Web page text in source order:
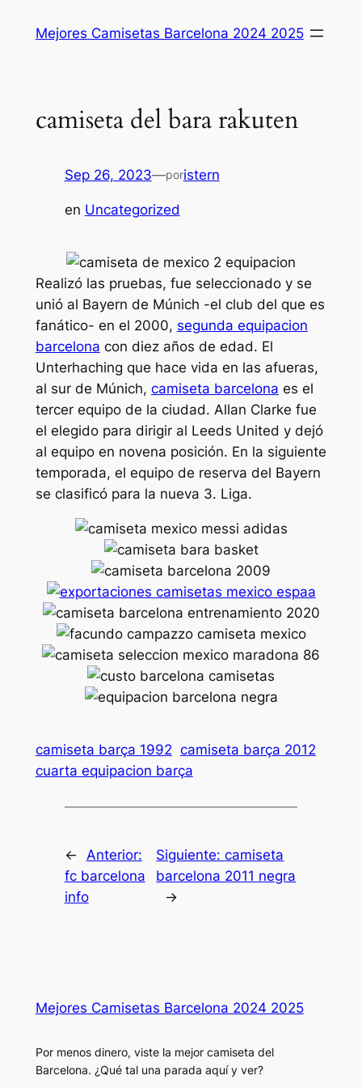
Mejores Camisetas Barcelona 2024 2025
camiseta del bara rakuten
Sep 26, 2023—poristern
en Uncategorized
Realizó las pruebas, fue seleccionado y se
unió al Bayern de Múnich -el club del que es
fanático- en el 2000, segunda equipacion
barcelona con diez años de edad. El
Unterhaching que hace vida en las afueras,
al sur de Múnich, camiseta barcelona es el
tercer equipo de la ciudad. Allan Clarke fue
el elegido para dirigir al Leeds United y dejó
al equipo en novena posición. En la siguiente
temporada, el equipo de reserva del Bayern
se clasificó para la nueva 3. Liga.
camiseta barça 1992 camiseta barça 2012
cuarta equipacion barça
←
Anterior:
fc barcelona
info
Siguiente:camiseta
barcelona 2011 negra
→
Mejores Camisetas Barcelona 2024 2025
Por menos dinero, viste la mejor camiseta del
Barcelona. ¿Qué tal una parada aquí y ver?